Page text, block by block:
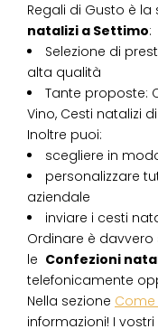
Regali di Gusto è
natalizi a Settimo:
Selezione di
alta qualità
Tante proposte:
Vino, Cesti natalizi
Inoltre puoi:
scegliere in
personalizzare
aziendale
inviare i cesti
Ordinare è
le Confezioni
telefonicamente
Nella sezione
informazioni! I vostri